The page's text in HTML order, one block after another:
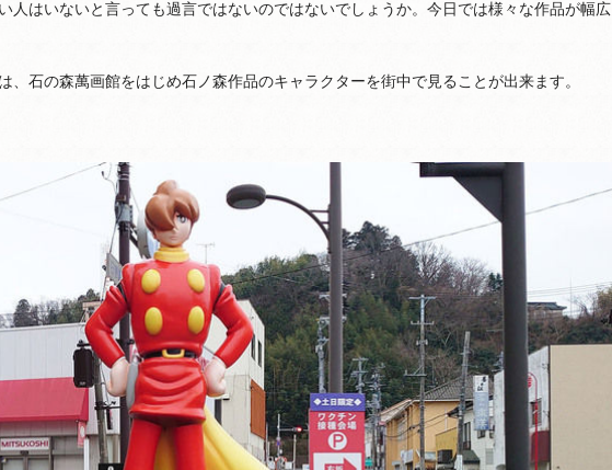
人はいないと言っても過言ではないのではないでしょうか。今日では様々な作品が幅広
、石の森萬画館をはじめ石ノ森作品のキャラクターを街中で見ることが出来ます。